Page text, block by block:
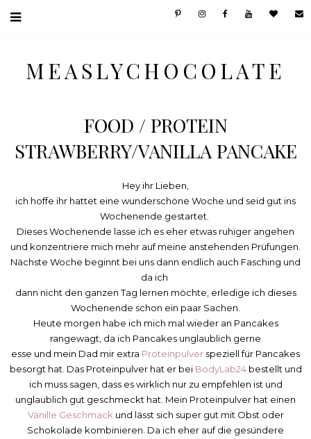
MEASLYCHOCOLATE
FOOD / PROTEIN
STRAWBERRY/VANILLA PANCAKE
Hey ihr Lieben,
ich hoffe ihr hattet eine wunderschöne Woche und seid gut ins
Wochenende gestartet.
Dieses Wochenende lasse ich es eher etwas ruhiger angehen
und konzentriere mich mehr auf meine anstehenden Prüfungen.
Nächste Woche beginnt bei uns dann endlich auch Fasching und
da ich
dann nicht den ganzen Tag lernen möchte, erledige ich dieses
Wochenende schon ein paar Sachen.
Heute morgen habe ich mich mal wieder an Pancakes
rangewagt, da ich Pancakes unglaublich gerne
esse und mein Dad mir extra Proteinpulver speziell für Pancakes
besorgt hat. Das Proteinpulver hat er bei BodyLab24bestellt und
ich muss sagen, dass es wirklich nur zu empfehlen ist und
unglaublich gut geschmeckt hat. Mein Proteinpulver hat einen
Vanille Geschmack und lässt sich super gut mit Obst oder
Schokolade kombinieren. Da ich eher auf die gesündere